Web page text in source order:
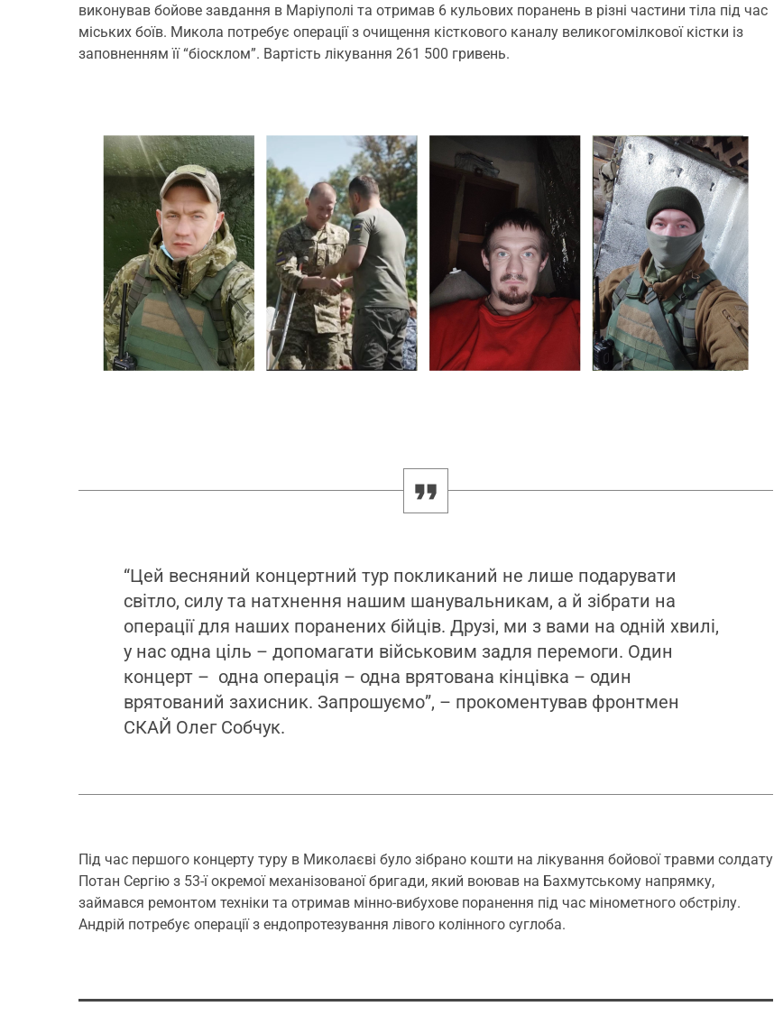
виконував бойове завдання в Маріуполі та отримав 6 кульових поранень в різні частини тіла під час
міських боїв. Микола потребує операції з очищення кісткового каналу великогомілкової кістки із
заповненням її “біосклом”. Вартість лікування 261 500 гривень.
“Цей весняний концертний тур покликаний не лише подарувати
світло, силу та натхнення нашим шанувальникам, а й зібрати на
операції для наших поранених бійців. Друзі, ми з вами на одній хвилі,
у нас одна ціль – допомагати військовим задля перемоги. Один
концерт – одна операція – одна врятована кінцівка – один
врятований захисник. Запрошуємо”, – прокоментував фронтмен
СКАЙ Олег Собчук.
Під час першого концерту туру в Миколаєві було зібрано кошти на лікування бойової травми солдату
Потан Сергію з 53-ї окремої механізованої бригади, який воював на Бахмутському напрямку,
займався ремонтом техніки та отримав мінно-вибухове поранення під час мінометного обстрілу.
Андрій потребує операції з ендопротезування лівого колінного суглоба.